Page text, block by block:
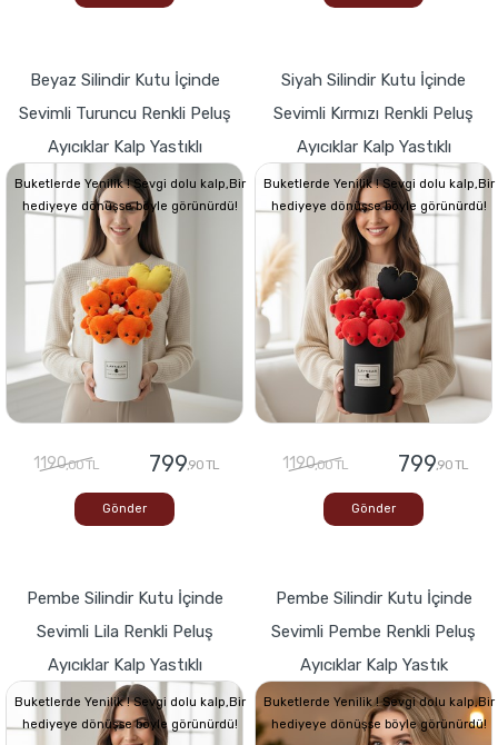
Beyaz Silindir Kutu İçinde
Sevimli Turuncu Renkli Peluş
Ayıcıklar Kalp Yastıklı
Buketlerde Yenilik ! Sevgi dolu kalp,Bir
hediyeye dönüşse böyle görünürdü!
1190,00 TL 799,90 TL
Gönder
Siyah Silindir Kutu İçinde
Sevimli Kırmızı Renkli Peluş
Ayıcıklar Kalp Yastıklı
Buketlerde Yenilik ! Sevgi dolu kalp,Bir
hediyeye dönüşse böyle görünürdü!
1190,00 TL 799,90 TL
Gönder
Pembe Silindir Kutu İçinde
Sevimli Lila Renkli Peluş
Ayıcıklar Kalp Yastıklı
Buketlerde Yenilik ! Sevgi dolu kalp,Bir
hediyeye dönüşse böyle görünürdü!
Pembe Silindir Kutu İçinde
Sevimli Pembe Renkli Peluş
Ayıcıklar Kalp Yastık
Buketlerde Yenilik ! Sevgi dolu kalp,Bir
hediyeye dönüşse böyle görünürdü!